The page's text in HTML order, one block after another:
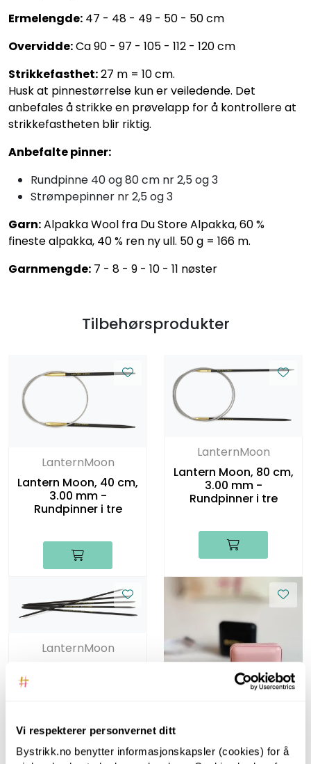
Vi respekterer personvernet ditt
Bystrikk.no benytter informasjonskapsler (cookies) for å
Ermelengde: 47 - 48 - 49 - 50 - 50 cm
Overvidde:Ca 90 - 97 - 105 - 112 - 120 cm
Strikkefasthet:27 m = 10 cm.
Husk at pinnestørrelse kun er veiledende. Det
anbefales å strikke en prøvelapp for å kontrollere at
strikkefastheten blir riktig.
Anbefalte pinner:
Rundpinne 40 og 80 cm nr 2,5 og 3
Strømpepinner nr 2,5 og 3
Garn:Alpakka Wool fra Du Store Alpakka, 60 %
fineste alpakka, 40 % ren ny ull. 50 g = 166 m.
Garnmengde: 7 - 8 - 9 - 10 - 11 nøster
Tilbehørsprodukter
LanternMoon
Lantern Moon, 40 cm,
3.00 mm -
Rundpinner i tre
LanternMoon
Lantern Moon, 80 cm,
3.00 mm -
Rundpinner i tre
LanternMoon
Bystrikk Målebånd